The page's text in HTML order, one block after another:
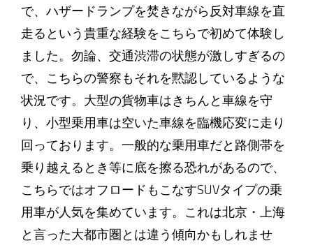
で、ハザードランプを焚きながら反対車線を直
走るという貴重な経験をこちらで初めて体験し
ました。勿論、交通渋滞の状態が激しすぎるの
で、こちらの警察もそれを黙認しているような
状況です。大型の貨物車はきちんと車線を守
り、小型乗用車は空いた車線を臨機応変に走り
回っております。一般的な乗用車だと路側帯を
乗り越えるとき等に底を擦る恐れがあるので、
こちらではオフロードもこなすSUVタイプの乗
用車が人気を集めています。これは北京・上海
と言った大都市圏とは違う傾向かもしれませ